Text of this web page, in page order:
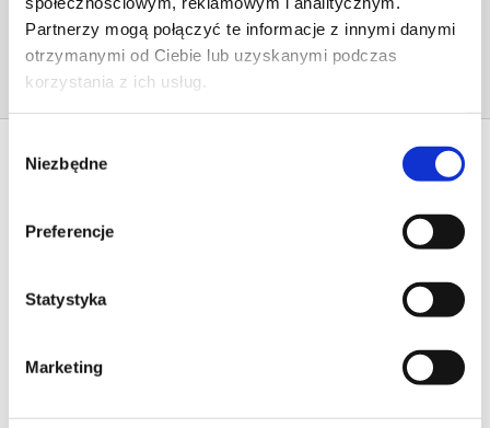
Partnerzy mogą połączyć te informacje z innymi danymi
otrzymanymi od Ciebie lub uzyskanymi podczas
korzystania z ich usług.
zgody
Niezbędne
Preferencje
Statystyka
Marketing
COSMO2WAY_ENG
Home /[:pl]Materiały
marketingowe[:en]Marketing
materials[:de]Marketing-Materialien[:]
cosmo2way_eng